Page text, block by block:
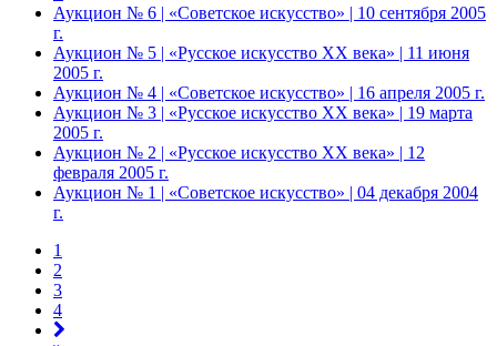
Аукцион № 6 | «Советское искусство» | 10 сентября 2005
г.
Аукцион № 5 | «Русское искусство ХХ века» | 11 июня
2005 г.
Аукцион № 4 | «Советское искусство» | 16 апреля 2005 г.
Аукцион № 3 | «Русское искусство ХХ века» | 19 марта
2005 г.
Аукцион № 2 | «Русское искусство ХХ века» | 12
февраля 2005 г.
Аукцион № 1 | «Советское искусство» | 04 декабря 2004
г.
1
2
3
4